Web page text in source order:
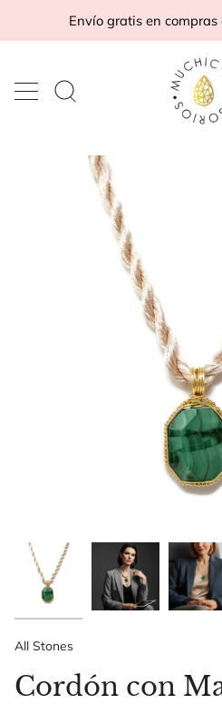
Envío gratis en
Buscar
tienda
All Stones
Cordón con